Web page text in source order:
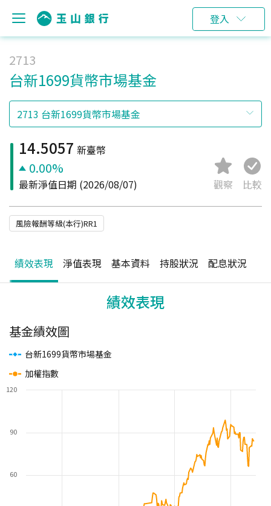
登入
2713
台新1699貨幣市場基金
14.5057 新臺幣
0.00%
最新淨值日期 (2026/08/07) 觀察 比較
風險報酬等級(本行)RR1
績效表現 淨值表現 基本資料 持股狀況 配息狀況
績效表現
基金績效圖
台新1699貨幣市場基金
加權指數
60
90
120